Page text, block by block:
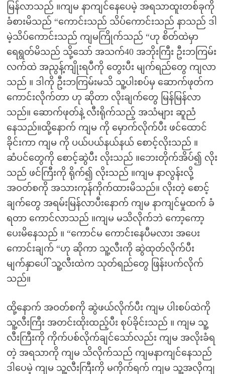
မြန်လာသည် ။ကျမ နာကျင်နေပေမဲ့ အရသာထူးတစ်ခုကို
ခံစားမိသည် “ကောင်းသည် သိပ်ကောင်းသည် နာသည် ဒါ
မဲ့သိပ်ကောင်းသည် ကျမကြိုက်သည် “ဟု စိတ်ထဲမှာ
ရေရွတ်မိသည် သို့သော် အသက်‌40 အဘိုးကြီး ဦးဘကြမ်း
လက်ထဲ အညွန့်ကျိုးရပီကို တွေးပီး မျက်ရည်တွေ ကျလာ
သည် ။ ဒါကို ဦးဘကြမ်းမသိ သူ့ပါးစပ်မှ ဆောက်ဖုတ်က
ကောင်းလိုက်တာ ဟု ဆိုတာ လိုးချက်တွေ မြန်မြန်လာ
သည်။ ဆောက်ဖုတ်နဲ့ လီးရိုက်သည့် အသံများ ဆူညံ
နေသည်။ထို့နောက် ကျမ ကို မှောက်လိုက်ပီး ဖင်ထောင်
ခိုင်းကာ ကျမ ကို ပယ်ပယ်‌နယ်နယ် စောင့်လိုးသည် ။
ဆံပင်တွေကို ‌စောင့်ဆွဲပီး လိုးသည် ။ဘေးတိုက်အိပ်၍ လိုး
သည် ဖင်ကြီးကို ရိုက်၍ လိုးသည် ။ကျမ နာလွန်းလို့
အဝတ်စကို အသားကုန်ကိုက်ထားမိသည်။ လိုးတဲ့ စောင့်
ချက်တွေ အရမ်းမြန်လာပီးနောက် ကျမ နာကျင်မှုထက် ခံ
ရတာ ကောင်လာသည် ။ကျမ မသိလိုက်ဘဲ ကော့ကော့
ပေးမိနေသည် ။ “ကောင်မ ကောင်းနေပီမလား အပေး
ကောင်းချက် “ဟု ဆိုကာ သူ့လီးကို ဆွဲထုတ်လိုက်ပီး
မျက်နှာပေါ် သူ့လီးထဲက သုတ်ရည်တွေ ဖြန်းပက်လိုက်
သည်။
ထို့နောက် အဝတ်စကို ဆွဲဖယ်လိုက်ပီး ကျမ ပါးစပ်ထဲကို
သူ့လီးကြီး အတင်းထိုးထည့်ပီး စုပ်ခိုင်းသည် ။ ကျမ သူ့
လီးကြီးကို ကိုက်ပစ်လိုက်ချင်သော်လည်း ကျမ အလိုးခံရ
တဲ့ အရသာကို ကျမ သိလိုက်သည် ကျမနာကျင်နေသည်
ဒါပေမဲ့ ကျမ သူ့လီးကြီးကို မကိုက်ရက် ကျမ သူ့အလိုကျ